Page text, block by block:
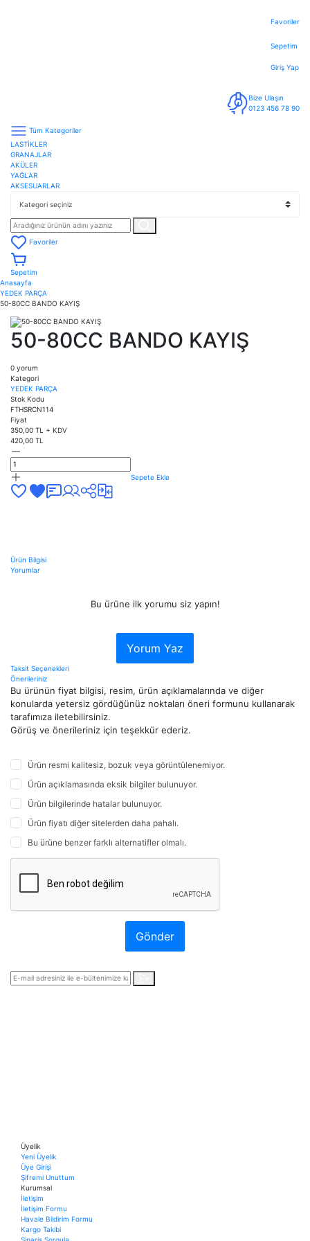
Favoriler
Sepetim
Giriş Yap
Bize Ulaşın
0123 456 78 90
Tüm Kategoriler
LASTİKLER
GRANAJLAR
AKÜLER
YAĞLAR
AKSESUARLAR
Favoriler
Sepetim
Anasayfa
YEDEK PARÇA
50-80CC BANDO KAYIŞ
50-80CC BANDO KAYIŞ
0 yorum
Kategori
YEDEK PARÇA
Stok Kodu
FTHSRCN114
Fiyat
350,00 TL + KDV
420,00 TL
Sepete Ekle
Ürün Bilgisi
Yorumlar
Bu ürüne ilk yorumu siz yapın!
Yorum Yaz
Taksit Seçenekleri
Önerileriniz
Bu ürünün fiyat bilgisi, resim, ürün açıklamalarında ve diğer
konularda yetersiz gördüğünüz noktaları öneri formunu kullanarak
tarafımıza iletebilirsiniz.
Görüş ve önerileriniz için teşekkür ederiz.
Ürün resmi kalitesiz, bozuk veya görüntülenemiyor.
Ürün açıklamasında eksik bilgiler bulunuyor.
Ürün bilgilerinde hatalar bulunuyor.
Ürün fiyatı diğer sitelerden daha pahalı.
Bu ürüne benzer farklı alternatifler olmalı.
Gönder
Üyelik
Yeni Üyelik
Üye Girişi
Şifremi Unuttum
Kurumsal
İletişim
İletişim Formu
Havale Bildirim Formu
Kargo Takibi